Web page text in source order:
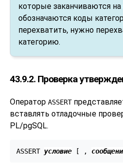
которые заканчиваются на
обозначаются коды
перехватить, нужно
категорию.
43.9.2. Проверка
Оператор ASSERT
вставлять отладочные
PL/pgSQL.
ASSERT условие [ ,